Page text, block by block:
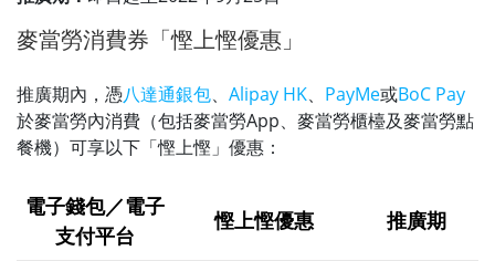
麥當勞消費券「慳上慳優惠」
推廣期內，憑八達通銀包、 Alipay HK、 PayMe或BoC Pay
於麥當勞內消費（包括麥當勞App、麥當勞櫃檯及麥當勞點
餐機）可享以下「慳上慳」優惠：
電子錢包／電子
支付平台
慳上慳優惠 推廣期